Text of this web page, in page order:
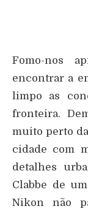
Fomo-nos
encontrar a
limpo as
fronteira.
muito perto
cidade com
detalhes
Clabbe de
Nikon não